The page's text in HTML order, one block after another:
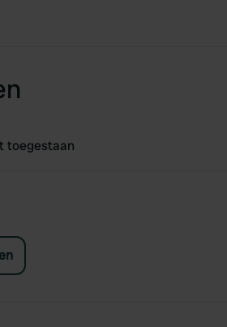
toegestaan